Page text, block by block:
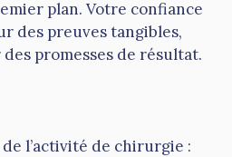
plan. Votre confiance
des preuves tangibles,
promesses de résultat.
l’activité de chirurgie :